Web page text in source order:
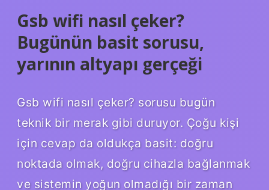
Gsb wifi nasıl çeker?
Bugünün basit sorusu,
yarının altyapı gerçeği
Gsb wifi nasıl çeker? sorusu bugün
teknik bir merak gibi duruyor. Çoğu kişi
için cevap da oldukça basit: doğru
noktada olmak, doğru cihazla bağlanmak
ve sistemin yoğun olmadığı bir zaman